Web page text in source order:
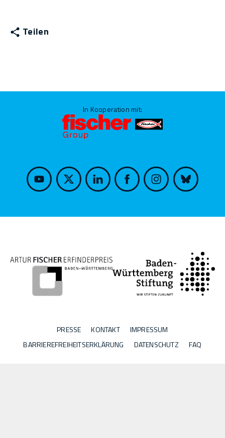
Teilen
In Kooperation mit:
PRESSE KONTAKT
IMPRESSUM
BARRIEREFREIHEITSERKLÄRUNG
DATENSCHUTZ FAQ